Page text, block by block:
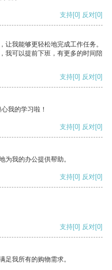
支持[0] 反对[0]
让我能够更轻松地完成工作任务。
我可以提前下班，有更多的时间陪
支持[0] 反对[0]
我的学习啦！
支持[0] 反对[0]
为我的办公提供帮助。
支持[0] 反对[0]
支持[0] 反对[0]
足我所有的购物需求。